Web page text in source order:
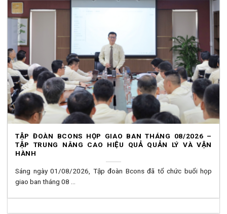
TẬP ĐOÀN BCONS HỌP GIAO BAN THÁNG 08/2026 –
TẬP TRUNG NÂNG CAO HIỆU QUẢ QUẢN LÝ VÀ VẬN
HÀNH
Sáng ngày 01/08/2026, Tập đoàn Bcons đã tổ chức buổi họp
giao ban tháng 08 ...